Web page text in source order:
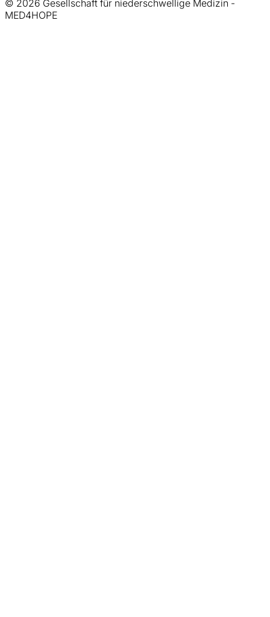
© 2026 Gesellschaft für niederschwellige Medizin -
MED4HOPE